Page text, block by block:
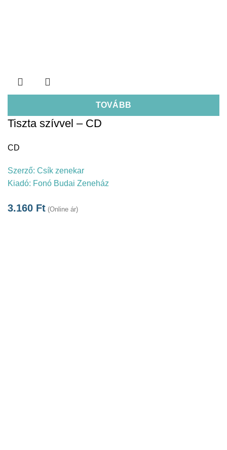
TOVÁBB
Tiszta szívvel – CD
CD
Szerző: Csík zenekar
Kiadó: Fonó Budai Zeneház
3.160 Ft (Online ár)